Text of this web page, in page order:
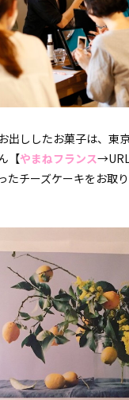
出ししたお菓子は、東
【やまねフランス→
たチーズケーキをお取